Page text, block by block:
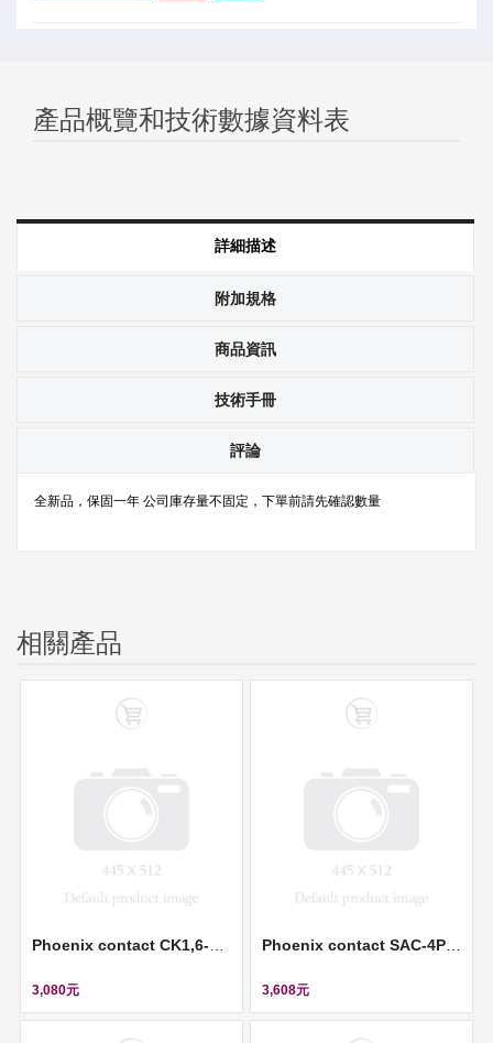
產品概覽和技術數據資料表
詳細描述
附加規格
商品資訊
技術手冊
評論
全新品，保固一年 公司庫存量不固定，下單前請先確認數量
相關產品
3,080元 3,608元